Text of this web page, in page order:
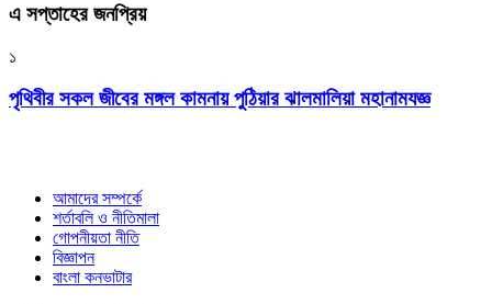
এ সপ্তাহের জনপ্রিয়
১
পৃথিবীর সকল জীবের মঙ্গল কামনায় পুঠিয়ার ঝালমালিয়া মহানামযজ্ঞ
আমাদের সম্পর্কে
শর্তাবলি ও নীতিমালা
গোপনীয়তা নীতি
বিজ্ঞাপন
বাংলা কনভাটার